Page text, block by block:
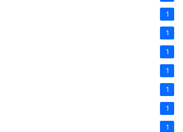
1
1
1
1
1
1
1